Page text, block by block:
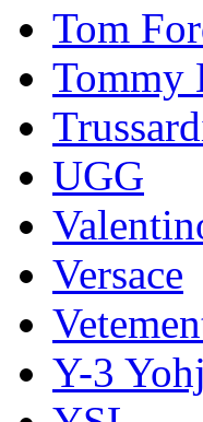
Tom
Tommy
UGG
Versace
Y-3